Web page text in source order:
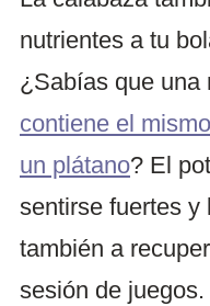
nutrientes a tu
¿Sabías que una
contiene el
un plátano? El
sentirse fuertes y
también a
sesión de juegos.